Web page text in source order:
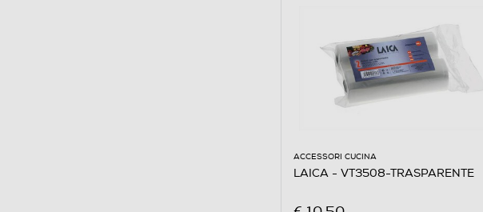
ACCESSORI CUCINA
LAICA - VT3508-TRASPARENTE